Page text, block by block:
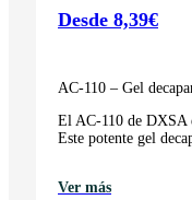
Desde 8,39€
AC-110 – Gel
El AC-110 de DXSA
Este potente gel
Ver más